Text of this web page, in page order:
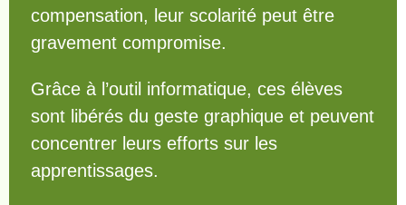
compensation, leur scolarité peut être
gravement compromise.
Grâce à l’outil informatique, ces élèves
sont libérés du geste graphique et peuvent
concentrer leurs efforts sur les
apprentissages.